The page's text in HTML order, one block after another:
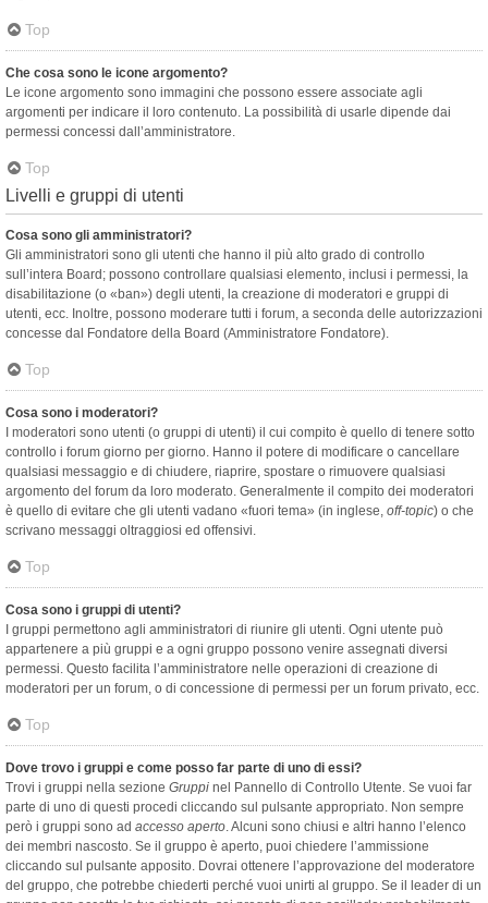
Top
Che cosa sono le icone argomento?
Le icone argomento sono immagini che possono essere associate agli
argomenti per indicare il loro contenuto. La possibilità di usarle dipende dai
permessi concessi dall’amministratore.
Top
Livelli e gruppi di utenti
Cosa sono gli amministratori?
Gli amministratori sono gli utenti che hanno il più alto grado di controllo
sull’intera Board; possono controllare qualsiasi elemento, inclusi i permessi, la
disabilitazione (o «ban») degli utenti, la creazione di moderatori e gruppi di
utenti, ecc. Inoltre, possono moderare tutti i forum, a seconda delle autorizzazioni
concesse dal Fondatore della Board (Amministratore Fondatore).
Top
Cosa sono i moderatori?
I moderatori sono utenti (o gruppi di utenti) il cui compito è quello di tenere sotto
controllo i forum giorno per giorno. Hanno il potere di modificare o cancellare
qualsiasi messaggio e di chiudere, riaprire, spostare o rimuovere qualsiasi
argomento del forum da loro moderato. Generalmente il compito dei moderatori
è quello di evitare che gli utenti vadano «fuori tema» (in inglese, off-topic) o che
scrivano messaggi oltraggiosi ed offensivi.
Top
Cosa sono i gruppi di utenti?
I gruppi permettono agli amministratori di riunire gli utenti. Ogni utente può
appartenere a più gruppi e a ogni gruppo possono venire assegnati diversi
permessi. Questo facilita l’amministratore nelle operazioni di creazione di
moderatori per un forum, o di concessione di permessi per un forum privato, ecc.
Top
Dove trovo i gruppi e come posso far parte di uno di essi?
Trovi i gruppi nella sezione Gruppi nel Pannello di Controllo Utente. Se vuoi far
parte di uno di questi procedi cliccando sul pulsante appropriato. Non sempre
però i gruppi sono ad accesso aperto. Alcuni sono chiusi e altri hanno l’elenco
dei membri nascosto. Se il gruppo è aperto, puoi chiedere l’ammissione
cliccando sul pulsante apposito. Dovrai ottenere l’approvazione del moderatore
del gruppo, che potrebbe chiederti perché vuoi unirti al gruppo. Se il leader di un